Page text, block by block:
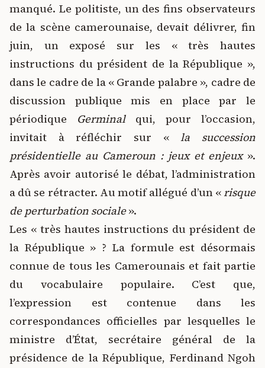
manqué. Le politiste, un des fins observateurs
de la scène camerounaise, devait délivrer, fin
juin, un exposé sur les « très hautes
instructions du président de la République »,
dans le cadre de la « Grande palabre », cadre de
discussion publique mis en place par le
périodique Germinalqui, pour l’occasion,
invitait à réfléchir sur «la succession
présidentielle au Cameroun : jeux et enjeux».
Après avoir autorisé le débat, l’administration
a dû se rétracter. Au motif allégué d’un « risque
de perturbation sociale».
Les « très hautes instructions du président de
la République » ? La formule est désormais
connue de tous les Camerounais et fait partie
du vocabulaire populaire. C’est que,
l’expression est contenue dans les
correspondances officielles par lesquelles le
ministre d’État, secrétaire général de la
présidence de la République, Ferdinand Ngoh